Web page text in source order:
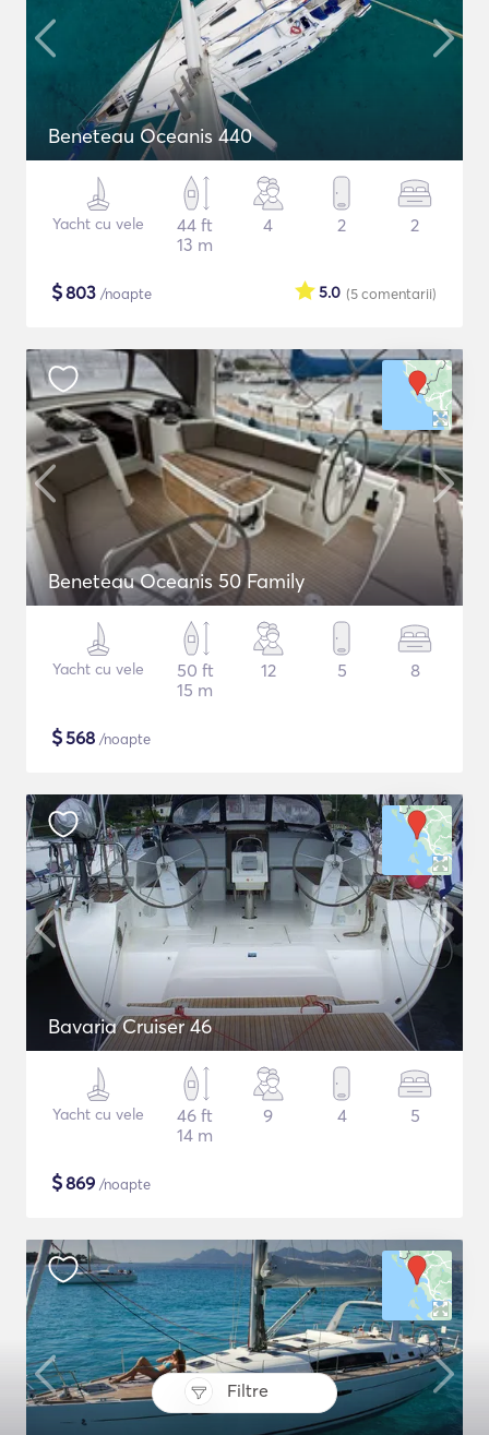
Filtre
Beneteau Oceanis 440
Yacht cu vele
44 ft
13 m
4 2 2
$803 /noapte (5comentarii)
5.0
Beneteau Oceanis 50 Family
Yacht cu vele
50 ft
15 m
12 5 8
$568 /noapte
Bavaria Cruiser 46
Yacht cu vele
46 ft
14 m
9 4 5
$869 /noapte